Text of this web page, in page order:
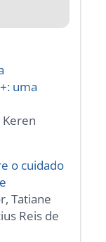
uma
o cuidado
Tatiane
Reis de